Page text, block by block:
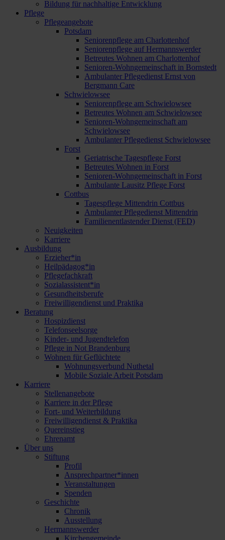
Bildung für nachhaltige Entwicklung
Pflege
Pflegeangebote
Potsdam
Seniorenpflege am Charlottenhof
Seniorenpflege auf Hermannswerder
Betreutes Wohnen am Charlottenhof
Senioren-Wohngemeinschaft in Bornstedt
Ambulanter Pflegedienst Ernst von
Bergmann Care
Schwielowsee
Seniorenpflege am Schwielowsee
Betreutes Wohnen am Schwielowsee
Senioren-Wohngemeinschaft am
Schwielowsee
Ambulanter Pflegedienst Schwielowsee
Forst
Geriatrische Tagespflege Forst
Betreutes Wohnen in Forst
Senioren-Wohngemeinschaft in Forst
Ambulante Lausitz Pflege Forst
Cottbus
Tagespflege Mittendrin Cottbus
Ambulanter Pflegedienst Mittendrin
Familienentlastender Dienst (FED)
Neuigkeiten
Karriere
Ausbildung
Erzieher*in
Heilpädagog*in
Pflegefachkraft
Sozialassistent*in
Gesundheitsberufe
Freiwilligendienst und Praktika
Beratung
Hospizdienst
Telefonseelsorge
Kinder- und Jugendtelefon
Pflege in Not Brandenburg
Wohnen für Geflüchtete
Wohnungsverbund Nuthetal
Mobile Soziale Arbeit Potsdam
Karriere
Stellenangebote
Karriere in der Pflege
Fort- und Weiterbildung
Freiwilligendienst & Praktika
Quereinstieg
Ehrenamt
Über uns
Stiftung
Profil
Ansprechpartner*innen
Veranstaltungen
Spenden
Geschichte
Chronik
Ausstellung
Hermannswerder
Kirchengemeinde